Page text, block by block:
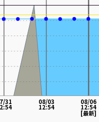
08/06
12:54
[最新]
08/03
12:54
31